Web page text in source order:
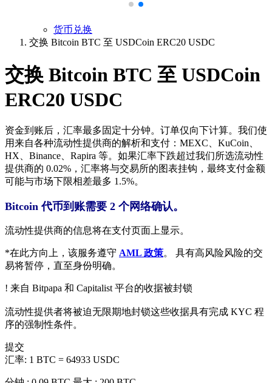
货币兑换
交换 Bitcoin BTC 至 USDCoin ERC20 USDC
交换 Bitcoin BTC 至 USDCoin
ERC20 USDC
资金到账后，汇率最多固定十分钟。订单仅向下计算。我们使
用来自各种流动性提供商的解析和支付：MEXC、KuCoin、
HX、Binance、Rapira 等。如果汇率下跌超过我们所选流动性
提供商的 0.02%，汇率将与交易所的图表挂钩，最终支付金额
可能与市场下限相差最多 1.5%。
Bitcoin 代币到账需要 2 个网络确认。
流动性提供商的信息将在支付页面上显示。
*在此方向上，该服务遵守 AML 政策。 具有高风险风险的交
易将暂停，直至身份明确。
! 来自 Bitpapa 和 Capitalist 平台的收据被封锁
流动性提供者将被迫无限期地封锁这些收据具有完成 KYC 程
序的强制性条件。
提交
汇率: 1 BTC = 64933 USDC